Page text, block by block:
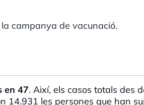
campanya de vacunació.
en 47. Així, els casos totals des
14.931 les persones que han